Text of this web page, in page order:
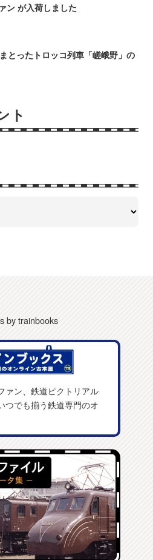
ン が入荷しました
とったトロッコ列車「嵯峨野」の
ト
by trainbooks
ァン、鉄道ピクトリアル
つでも揃う鉄道専門のオ